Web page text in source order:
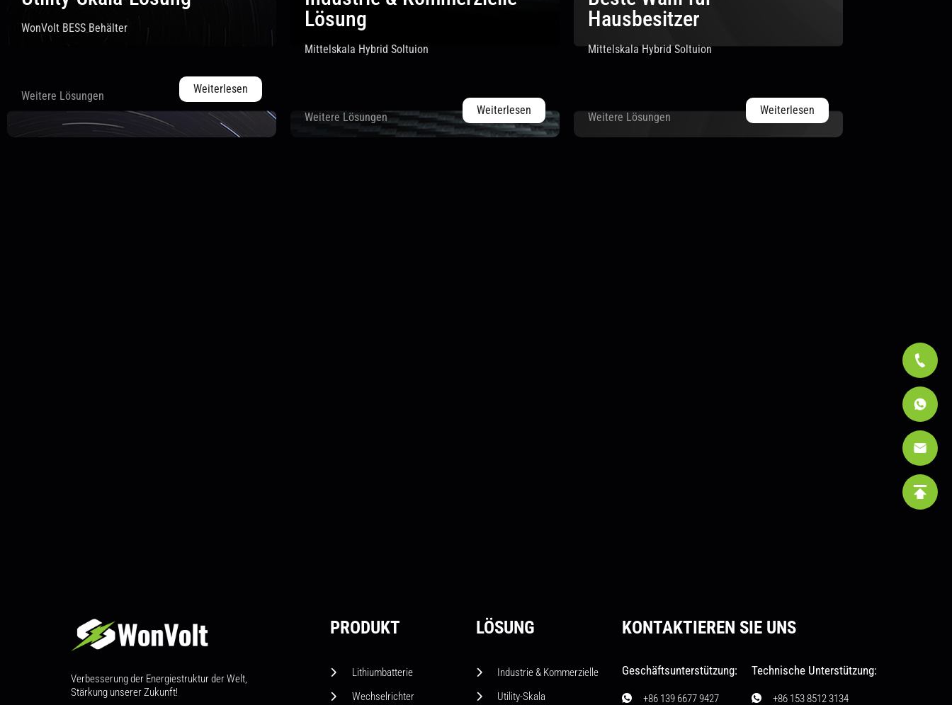
WonVolt BESS Behälter
Weitere Lösungen
Weiterlesen
Lösung
Mittelskala Hybrid Soltuion
Weitere Lösungen
Weiterlesen
Hausbesitzer
Mittelskala Hybrid Soltuion
Weitere Lösungen
Weiterlesen
Verbesserung der Energiestruktur der Welt,
Stärkung unserer Zukunft!
PRODUKT
Lithiumbatterie
Wechselrichter
LÖSUNG
Industrie & Kommerzielle
Utility-Skala
KONTAKTIEREN SIE UNS
Geschäftsunterstützung:
+86 139 6677 9427
Technische Unterstützung:
+86 153 8512 3134